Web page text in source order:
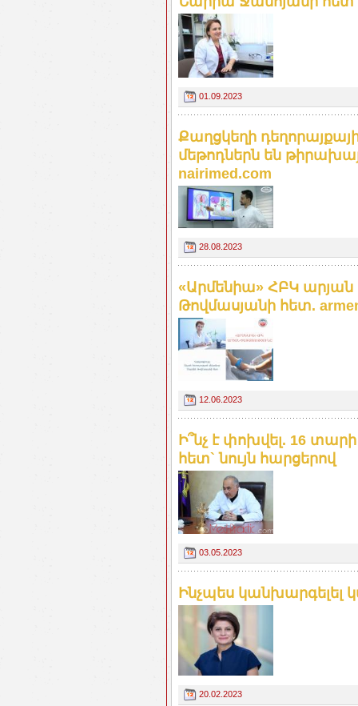
01.09.2023
Քաղցկեղի
մեթոդներն են
nairimed.com
28.08.2023
«Արմենիա» ՀԲԿ արյան
Թովմասյանի հետ.
12.06.2023
Ի՞նչ է փոխվել. 16
հետ` նույն հարցերով
03.05.2023
Ինչպես կանխարգելել
20.02.2023